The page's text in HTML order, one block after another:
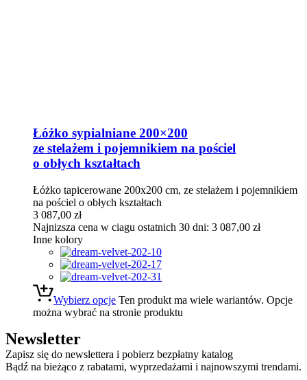
Łóżko sypialniane 200×200
ze stelażem i pojemnikiem na pościel
o obłych kształtach
Łóżko tapicerowane 200x200 cm, ze stelażem i pojemnikiem
na pościel o obłych kształtach
3 087,00 zł
Najnizsza cena w ciagu ostatnich 30 dni: 3 087,00 zł
Inne kolory
Wybierz opcje Ten produkt ma wiele wariantów. Opcje
można wybrać na stronie produktu
Newsletter
Zapisz się do newslettera i pobierz bezpłatny katalog
Bądź na bieżąco z rabatami, wyprzedażami i najnowszymi trendami.